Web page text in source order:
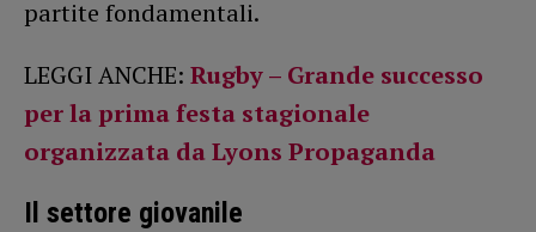
partite fondamentali.
LEGGI ANCHE: Rugby – Grande successo
per la prima festa stagionale
organizzata da Lyons Propaganda
Il settore giovanile